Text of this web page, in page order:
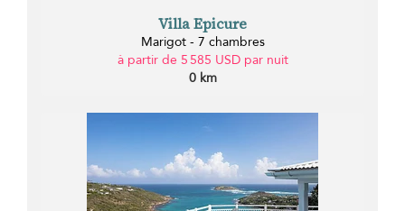
Villa Epicure
Marigot - 7 chambres
à partir de 5 585 USD par nuit
0 km